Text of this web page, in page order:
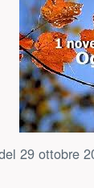
29 ottobre